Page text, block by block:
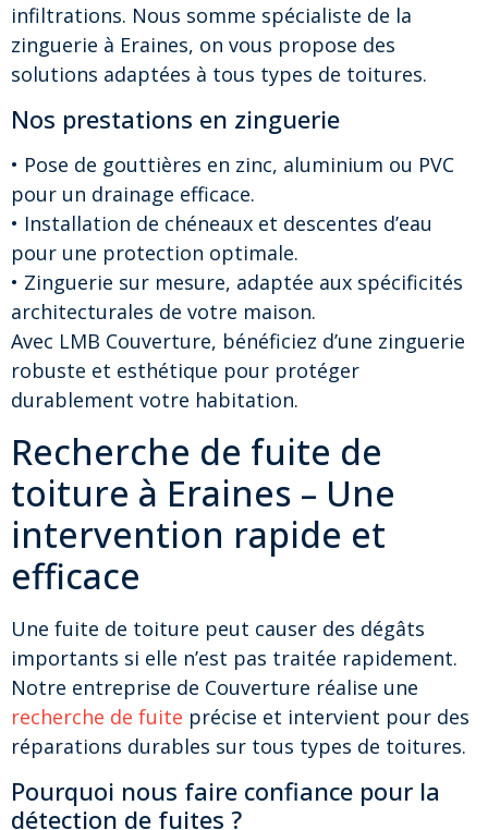
infiltrations. Nous somme spécialiste de la
zinguerie à Eraines, on vous propose des
solutions adaptées à tous types de toitures.
Nos prestations en zinguerie
• Pose de gouttières en zinc, aluminium ou PVC
pour un drainage efficace.
• Installation de chéneaux et descentes d’eau
pour une protection optimale.
• Zinguerie sur mesure, adaptée aux spécificités
architecturales de votre maison.
Avec LMB Couverture, bénéficiez d’une zinguerie
robuste et esthétique pour protéger
durablement votre habitation.
Recherche de fuite de
toiture à Eraines – Une
intervention rapide et
efficace
Une fuite de toiture peut causer des dégâts
importants si elle n’est pas traitée rapidement.
Notre entreprise de Couverture réalise une
recherche de fuite précise et intervient pour des
réparations durables sur tous types de toitures.
Pourquoi nous faire confiance pour la
détection de fuites ?